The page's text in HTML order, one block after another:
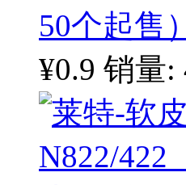
50个起售）
¥0.9 销量: